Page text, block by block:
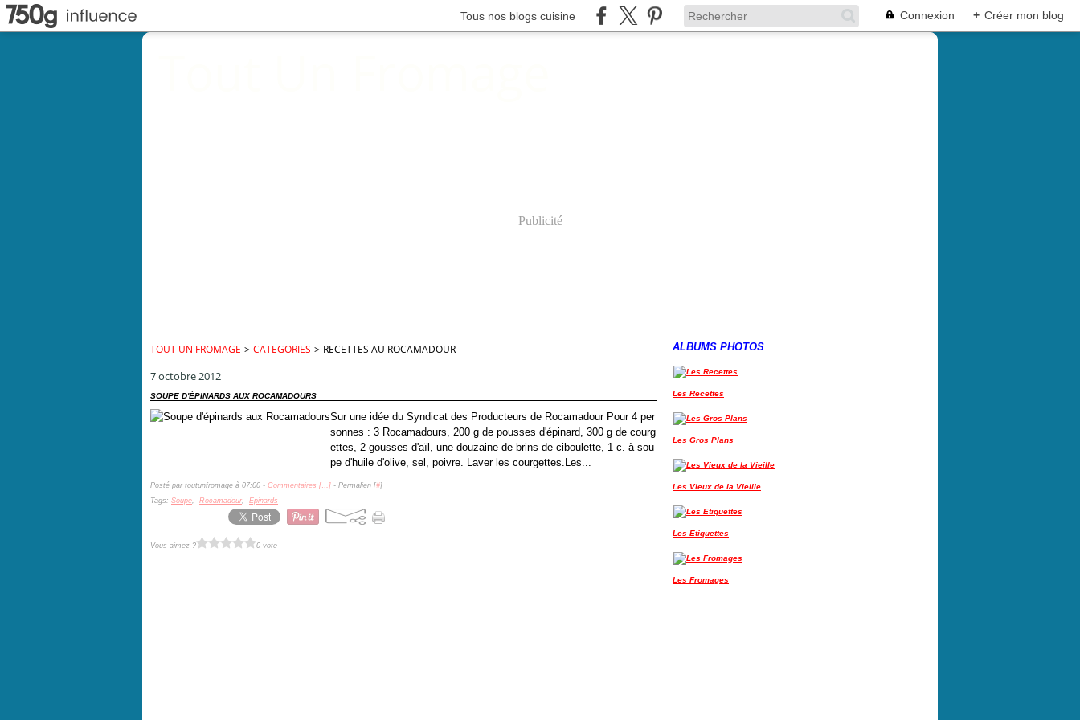
Tous nos blogs cuisine Connexion + Créer mon blog
Publicité
TOUT UN FROMAGE > CATEGORIES > RECETTES AU ROCAMADOUR
7 octobre 2012
SOUPE D'ÉPINARDS AUX ROCAMADOURS
Sur une idée du Syndicat des Producteurs de Rocamadour Pour 4 per
sonnes : 3 Rocamadours, 200 g de pousses d'épinard, 300 g de courg
ettes, 2 gousses d'aïl, une douzaine de brins de ciboulette, 1 c. à sou
pe d'huile d'olive, sel, poivre. Laver les courgettes.Les...
Posté par toutunfromage à 07:00 - Commentaires […] - Permalien [#]
Tags: Soupe, Rocamadour, Epinards
Vous aimez ? 0 vote
ALBUMS PHOTOS
Les Recettes
Les Gros Plans
Les Vieux de la Vieille
Les Etiquettes
Les Fromages